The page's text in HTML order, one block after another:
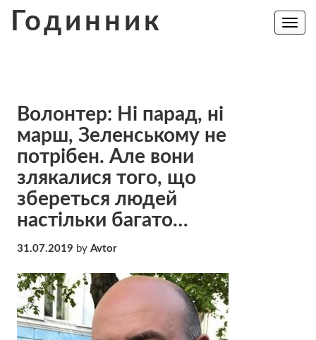
Годинник
Toggle
Волонтер: Ні парад, ні
марш, Зеленському не
потрібен. Але вони
злякалися того, що
збереться людей
настільки багато…
31.07.2019 by Avtor